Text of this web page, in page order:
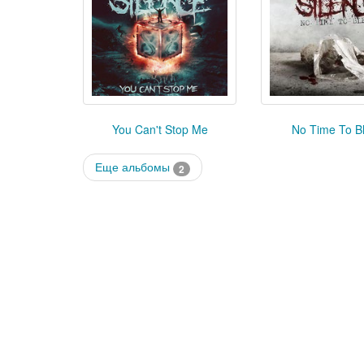
You Can't Stop Me No Time To
Еще альбомы 2